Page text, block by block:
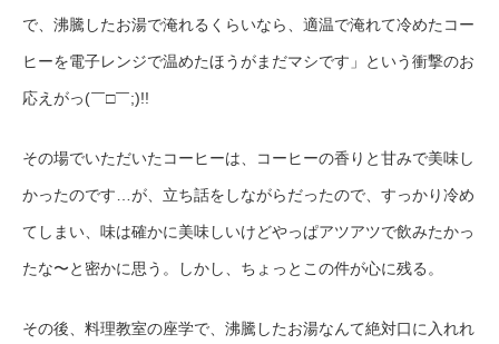
で、沸騰したお湯で淹れるくらいなら、適温で淹れて冷めたコー
ヒーを電子レンジで温めたほうがまだマシです」という衝撃のお
応えがっ(￣□￣;)!!
その場でいただいたコーヒーは、コーヒーの香りと甘みで美味し
かったのです…が、立ち話をしながらだったので、すっかり冷め
てしまい、味は確かに美味しいけどやっぱアツアツで飲みたかっ
たな〜と密かに思う。しかし、ちょっとこの件が心に残る。
その後、料理教室の座学で、沸騰したお湯なんて絶対口に入れれ